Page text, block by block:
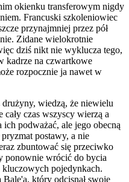
okienku transferowym nigdy
Francuski szkoleniowiec
przynajmniej przez pół
Zidane wielokrotnie
dziś nikt nie wyklucza tego,
kadrze na czwartkowe
rozpocznie ja nawet w
wiedzą, że niewielu
czas wszyscy wierzą a
podważać, ale jego obecną
postawy, a nie
zbuntować się przeciwko
ponownie wrócić do bycia
kluczowych pojedynkach.
który odcisnął swoje